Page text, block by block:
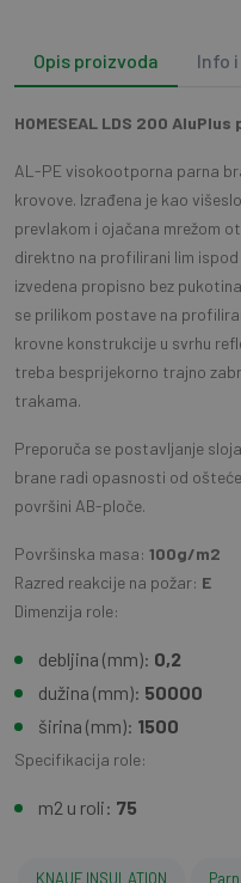
Opis proizvoda Info
HOMESEAL LDS 200
AL-PE visokootporna parna
krovove. Izrađena je kao
prevlakom i ojačana mrežom
direktno na profilirani lim
izvedena propisno bez
se prilikom postave na
krovne konstrukcije u svrhu
treba besprijekorno trajno
trakama.
Preporuča se postavljanje
brane radi opasnosti od
površini AB-ploče.
Površinska masa: 100g/m2
Razred reakcije na požar: E
Dimenzija role:
debljina (mm): 0,2
dužina (mm): 50000
širina (mm): 1500
Specifikacija role:
m2 u roli: 75
KNAUF INSULATION